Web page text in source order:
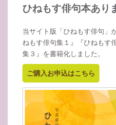
イ
ひねもす俳句本あり
当サイト版「ひねもす俳句」
ねもす俳句集１』『ひねも
集３』を書籍化しました。
ご購入お申込はこちら